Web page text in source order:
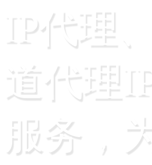
IP代理
道代理
服务，